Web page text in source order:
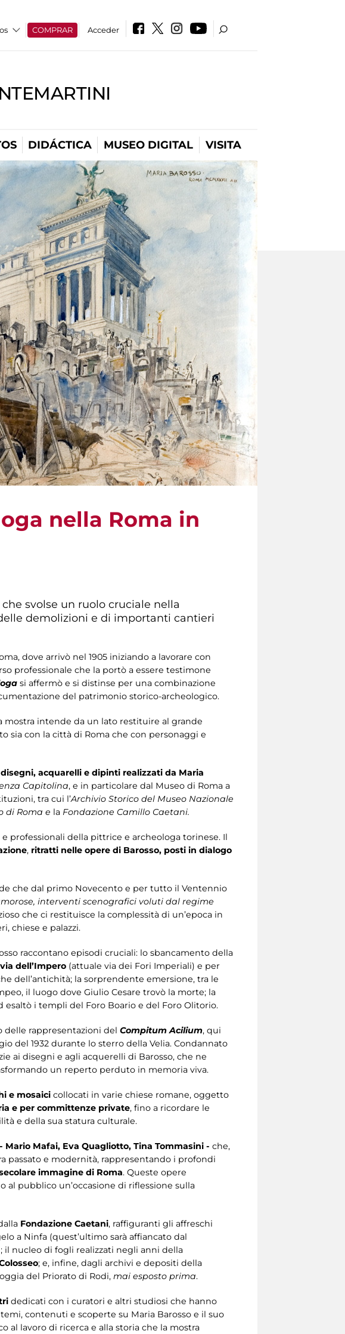
COMPRAR Acceder
DIDÁCTICA MUSEO DIGITAL VISITA
nella Roma in
svolse un ruolo cruciale nella
demolizioni e di importanti cantieri
dove arrivò nel 1905 iniziando a lavorare con
professionale che la portò a essere testimone
si affermò e si distinse per una combinazione
del patrimonio storico-archeologico.
intende da un lato restituire al grande
sia con la città di Roma che con personaggi e
acquarelli e dipinti realizzati da Maria
Capitolina, e in particolare dal Museo di Roma a
tra cui l’Archivio Storico del Museo Nazionale
di Roma e la Fondazione Camillo Caetani.
professionali della pittrice e archeologa torinese. Il
, ritratti nelle opere di Barosso, posti in dialogo
che dal primo Novecento e per tutto il Ventennio
interventi scenografici voluti dal regime
che ci restituisce la complessità di un’epoca in
chiese e palazzi.
raccontano episodi cruciali: lo sbancamento della
via dell’Impero (attuale via dei Fori Imperiali) e per
dell’antichità; la sorprendente emersione, tra le
il luogo dove Giulio Cesare trovò la morte; la
esaltò i templi del Foro Boario e del Foro Olitorio.
delle rappresentazioni del Compitum Acilium, qui
del 1932 durante lo sterro della Velia. Condannato
ai disegni e agli acquerelli di Barosso, che ne
un reperto perduto in memoria viva.
e mosaici collocati in varie chiese romane, oggetto
e per committenze private, fino a ricordare le
e della sua statura culturale.
Mafai, Eva Quagliotto, Tina Tommasini - che,
passato e modernità, rappresentando i profondi
immagine di Roma. Queste opere
pubblico un’occasione di riflessione sulla
Fondazione Caetani, raffiguranti gli affreschi
a Ninfa (quest’ultimo sarà affiancato dal
il nucleo di fogli realizzati negli anni della
; e, infine, dagli archivi e depositi della
del Priorato di Rodi, mai esposto prima.
dedicati con i curatori e altri studiosi che hanno
contenuti e scoperte su Maria Barosso e il suo
al lavoro di ricerca e alla storia che la mostra